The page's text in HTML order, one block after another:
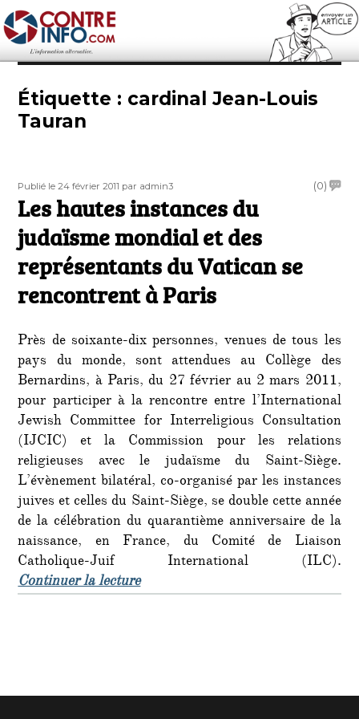
Contre-Info
Étiquette : cardinal Jean-Louis
Tauran
Publié
le
Publié le 24 février 2011 Auteur
par admin3 (0)on
du
se
à
Paris
Les hautes instances du
judaïsme mondial et des
représentants du Vatican se
rencontrent à Paris
Près de soixante-dix personnes, venues de tous les
pays du monde, sont attendues au Collège des
Bernardins, à Paris, du 27 février au 2 mars 2011,
pour participer à la rencontre entre l’International
Jewish Committee for Interreligious Consultation
(IJCIC) et la Commission pour les relations
religieuses avec le judaïsme du Saint-Siège.
L’évènement bilatéral, co-organisé par les instances
juives et celles du Saint-Siège, se double cette année
de la célébration du quarantième anniversaire de la
naissance, en France, du Comité de Liaison
Catholique-Juif International (ILC).
Continuer la lecturede « Les hautes instances du